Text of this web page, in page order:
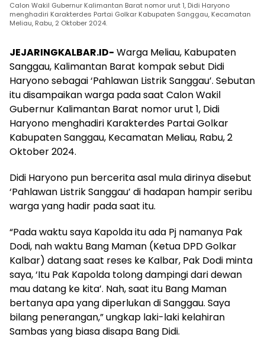
Calon Wakil Gubernur Kalimantan Barat nomor urut 1, Didi Haryono
menghadiri Karakterdes Partai Golkar Kabupaten Sanggau, Kecamatan
Meliau, Rabu, 2 Oktober 2024.
JEJARINGKALBAR.ID- Warga Meliau, Kabupaten
Sanggau, Kalimantan Barat kompak sebut Didi
Haryono sebagai ‘Pahlawan Listrik Sanggau’. Sebutan
itu disampaikan warga pada saat Calon Wakil
Gubernur Kalimantan Barat nomor urut 1, Didi
Haryono menghadiri Karakterdes Partai Golkar
Kabupaten Sanggau, Kecamatan Meliau, Rabu, 2
Oktober 2024.
Didi Haryono pun bercerita asal mula dirinya disebut
‘Pahlawan Listrik Sanggau’ di hadapan hampir seribu
warga yang hadir pada saat itu.
“Pada waktu saya Kapolda itu ada Pj namanya Pak
Dodi, nah waktu Bang Maman (Ketua DPD Golkar
Kalbar) datang saat reses ke Kalbar, Pak Dodi minta
saya, ‘Itu Pak Kapolda tolong dampingi dari dewan
mau datang ke kita’. Nah, saat itu Bang Maman
bertanya apa yang diperlukan di Sanggau. Saya
bilang penerangan,” ungkap laki-laki kelahiran
Sambas yang biasa disapa Bang Didi.